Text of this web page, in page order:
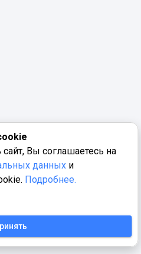
Вы соглашаетесь на
данных и
Подробнее.